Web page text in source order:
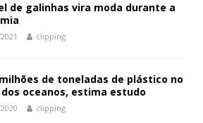
de galinhas vira moda durante a
clipping
de toneladas de plástico no
oceanos, estima estudo
clipping